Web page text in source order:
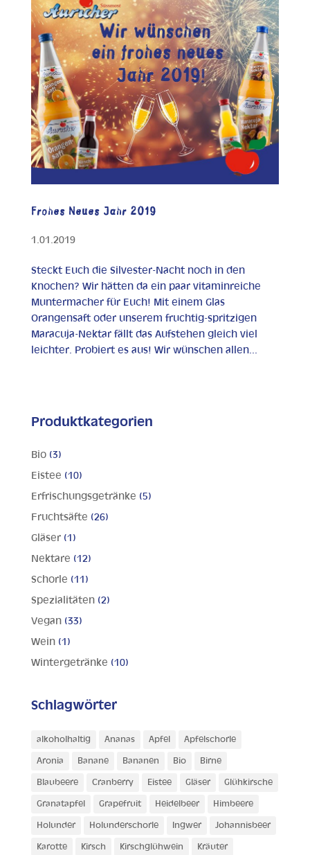
Frohes Neues Jahr 2019
1.01.2019
Steckt Euch die Silvester-Nacht noch in den
Knochen? Wir hätten da ein paar vitaminreiche
Muntermacher für Euch! Mit einem Glas
Orangensaft oder unserem fruchtig-spritzigen
Maracuja-Nektar fällt das Aufstehen gleich viel
leichter. Probiert es aus! Wir wünschen allen...
Produktkategorien
Bio (3)
Eistee (10)
Erfrischungsgetränke (5)
Fruchtsäfte (26)
Gläser (1)
Nektare (12)
Schorle (11)
Spezialitäten (2)
Vegan (33)
Wein (1)
Wintergetränke (10)
Schlagwörter
alkoholhaltig Ananas Apfel Apfelschorle
Aronia Banane Bananen Bio Birne
Blaubeere Cranberry Eistee Gläser Glühkirsche
Granatapfel Grapefruit Heidelbeer Himbeere
Holunder Holunderschorle Ingwer Johannisbeer
Karotte Kirsch Kirschglühwein Kräuter